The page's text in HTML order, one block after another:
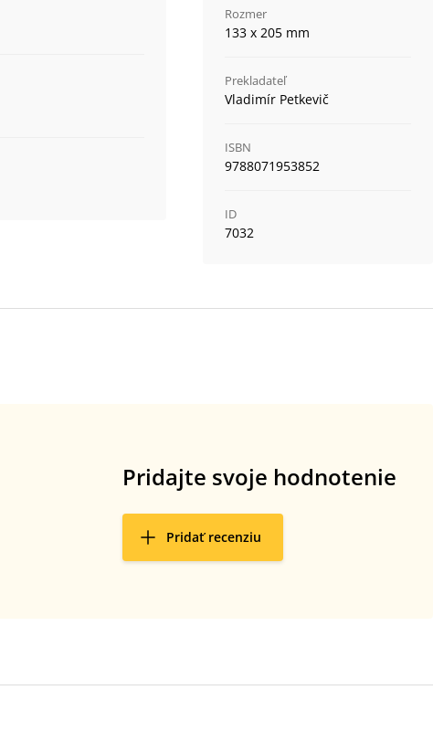
Rozmer
133 x 205 mm
Prekladateľ
Vladimír Petkevič
ISBN
9788071953852
ID
7032
Pridajte svoje hodnotenie
Pridať recenziu